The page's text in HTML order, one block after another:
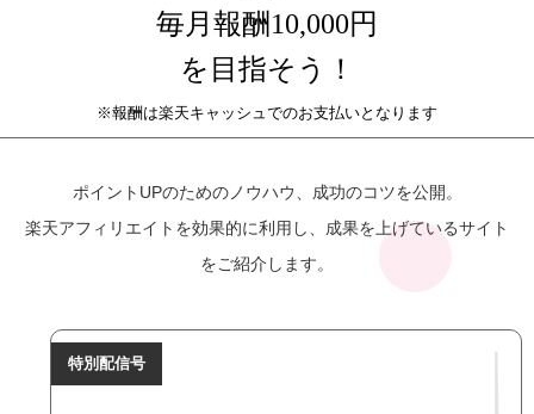
毎月報酬10,000円
を目指そう！
※報酬は楽天キャッシュでのお支払いとなります
ポイントUPのためのノウハウ、成功のコツを公開。
楽天アフィリエイトを効果的に利用し、成果を上げているサイト
をご紹介します。
特別配信号